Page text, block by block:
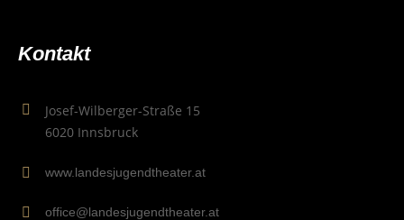
Kon­takt
Josef-Wilberger-Straße 15
6020 Innsbruck
www.landesjugendtheater.at
office@landesjugendtheater.at